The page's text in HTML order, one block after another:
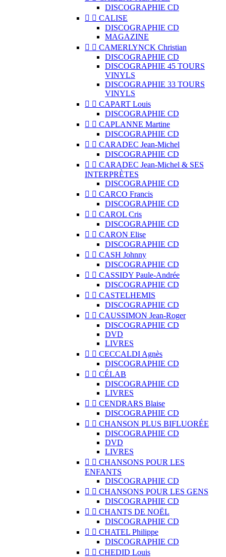
DISCOGRAPHIE CD
  CALISE
DISCOGRAPHIE CD
MAGAZINE
  CAMERLYNCK Christian
DISCOGRAPHIE CD
DISCOGRAPHIE 45 TOURS
VINYLS
DISCOGRAPHIE 33 TOURS
VINYLS
  CAPART Louis
DISCOGRAPHIE CD
  CAPLANNE Martine
DISCOGRAPHIE CD
  CARADEC Jean-Michel
DISCOGRAPHIE CD
  CARADEC Jean-Michel & SES
INTERPRÈTES
DISCOGRAPHIE CD
  CARCO Francis
DISCOGRAPHIE CD
  CAROL Cris
DISCOGRAPHIE CD
  CARON Elise
DISCOGRAPHIE CD
  CASH Johnny
DISCOGRAPHIE CD
  CASSIDY Paule-Andrée
DISCOGRAPHIE CD
  CASTELHEMIS
DISCOGRAPHIE CD
  CAUSSIMON Jean-Roger
DISCOGRAPHIE CD
DVD
LIVRES
  CECCALDI Agnès
DISCOGRAPHIE CD
  CÉLAB
DISCOGRAPHIE CD
LIVRES
  CENDRARS Blaise
DISCOGRAPHIE CD
  CHANSON PLUS BIFLUORÉE
DISCOGRAPHIE CD
DVD
LIVRES
  CHANSONS POUR LES
ENFANTS
DISCOGRAPHIE CD
  CHANSONS POUR LES GENS
DISCOGRAPHIE CD
  CHANTS DE NOËL
DISCOGRAPHIE CD
  CHATEL Philippe
DISCOGRAPHIE CD
  CHEDID Louis